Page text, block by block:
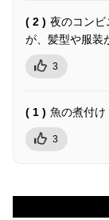
( 2 ) 夜のコンビ
が、髪型や服装
3
( 1 ) 魚の煮付
3